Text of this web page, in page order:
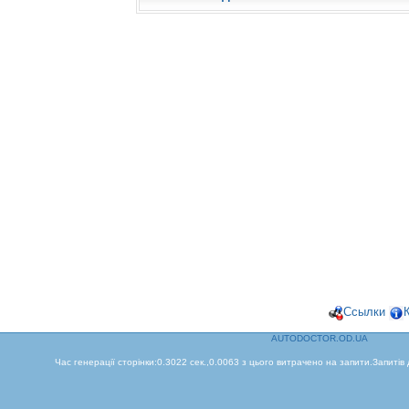
Ссылки
AUTODOCTOR.OD.UA
Час генерації сторінки:0.3022 сек.,0.0063 з цього витрачено на